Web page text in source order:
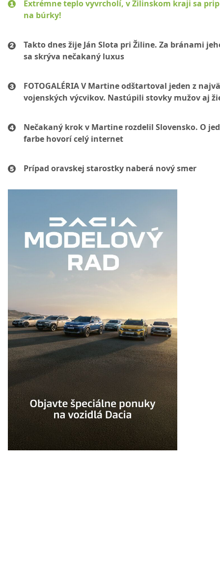
Extrémne teplo vyvrcholí, v Žilinskom kraji sa
na búrky!
Takto dnes žije Ján Slota pri Žiline. Za bránami
sa skrýva nečakaný luxus
FOTOGALÉRIA V Martine odštartoval jeden z
vojenských výcvikov. Nastúpili stovky mužov aj
Nečakaný krok v Martine rozdelil Slovensko. O
farbe hovorí celý internet
Prípad oravskej starostky naberá nový smer